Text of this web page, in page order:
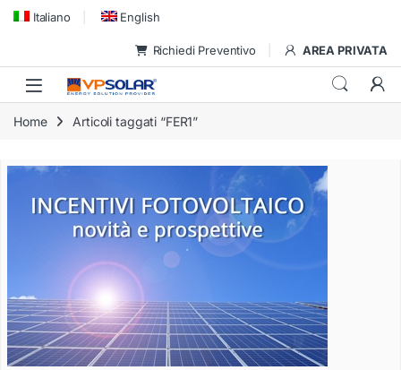
Skip to navigation
Skip to content
Italiano English
Richiedi Preventivo AREA PRIVATA
Home Articoli taggati “FER1”